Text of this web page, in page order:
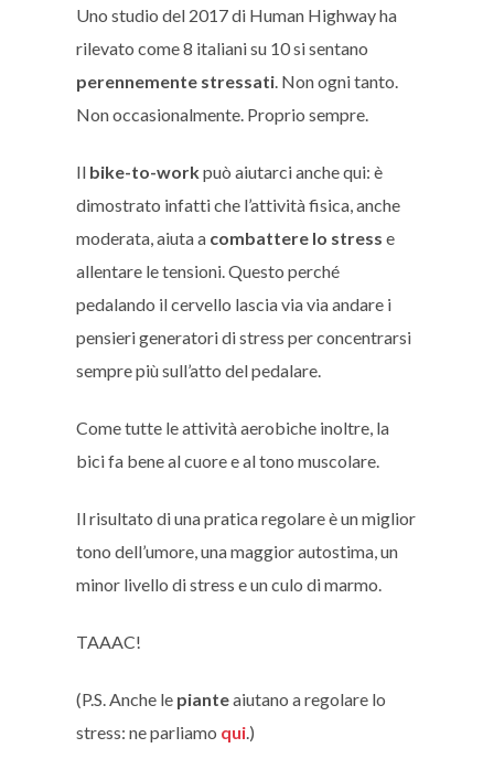
Uno studio del 2017 di Human Highway ha
rilevato come 8 italiani su 10 si sentano
perennemente stressati. Non ogni tanto.
Non occasionalmente. Proprio sempre.
Il bike-to-workpuò aiutarci anche qui: è
dimostrato infatti che l’attività fisica, anche
moderata, aiuta a combattere lo stress e
allentare le tensioni. Questo perché
pedalando il cervello lascia via via andare i
pensieri generatori di stress per concentrarsi
sempre più sull’atto del pedalare.
Come tutte le attività aerobiche inoltre, la
bici fa bene al cuore e al tono muscolare.
Il risultato di una pratica regolare è un miglior
tono dell’umore, una maggior autostima, un
minor livello di stress e un culo di marmo.
TAAAC!
(P.S. Anche le pianteaiutano a regolare lo
stress: ne parliamo qui.)